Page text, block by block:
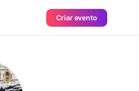
Criar evento